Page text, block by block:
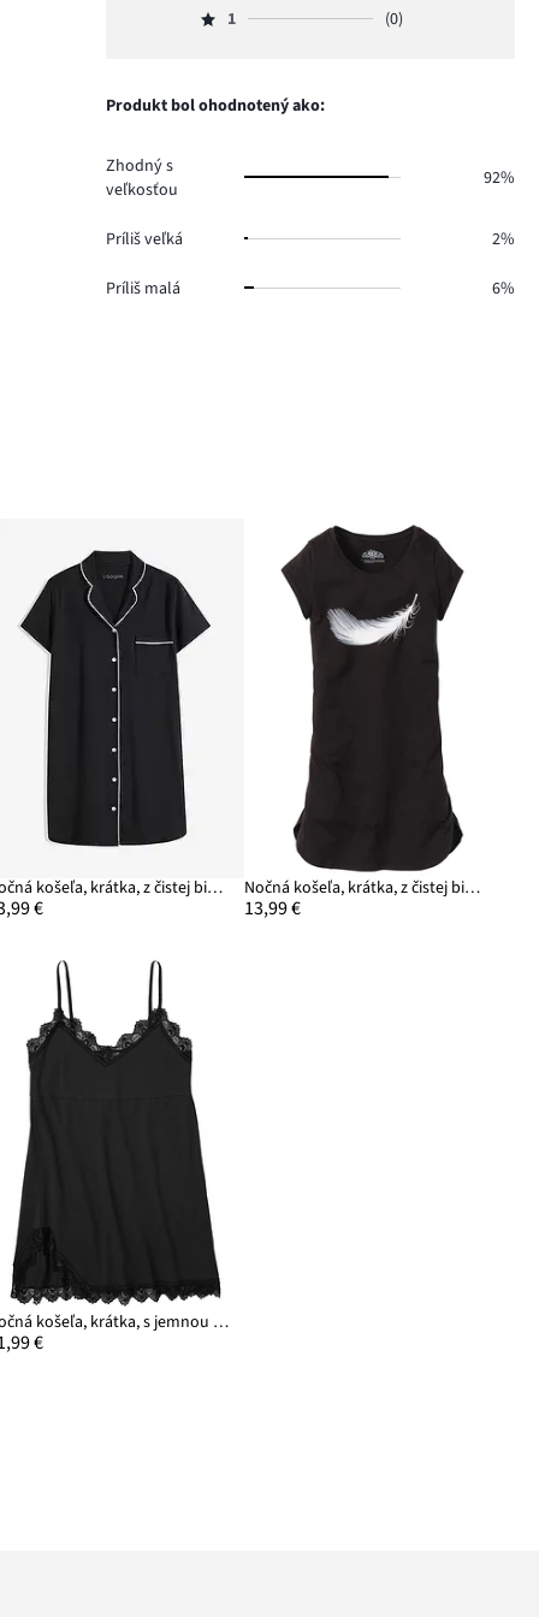
hlasov
počet
2,
0.
Hodnotenie
hlasov
1 (0)
Produkt bol ohodnotený ako:
Zhodný s
veľkosťou
92%
Príliš veľká 2%
Príliš malá 6%
Nočná košeľa, krátka, z čistej bio bavlny
€
Nočná košeľa, krátka, z čistej bio bavlny
13,99 €
Nočná košeľa, krátka, s jemnou čipkou
€